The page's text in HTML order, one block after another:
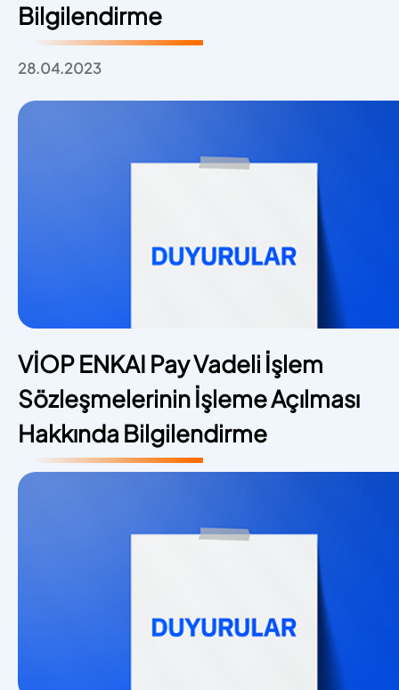
Bilgilendirme
28.04.2023
VİOP ENKAI Pay Vadeli İşlem
Sözleşmelerinin İşleme Açılması
Hakkında Bilgilendirme